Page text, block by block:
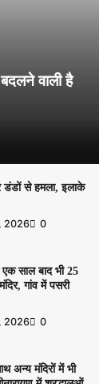
वाली है
डंडों से हमला, इलाके
2026 0
साल बाद भी 25
गांव में पसरी
2026 0
अन्य मंदिरों में भी